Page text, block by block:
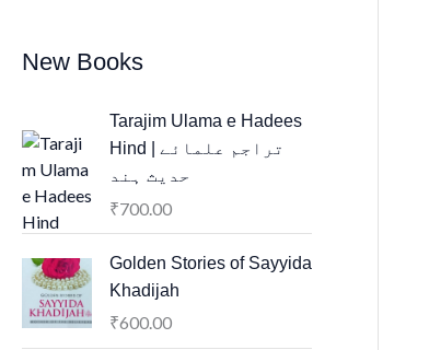
New Books
Tarajim Ulama e Hadees
Hind | تراجم علمائے
حديث ہند
₹700.00
Golden Stories of Sayyida
Khadijah
₹600.00